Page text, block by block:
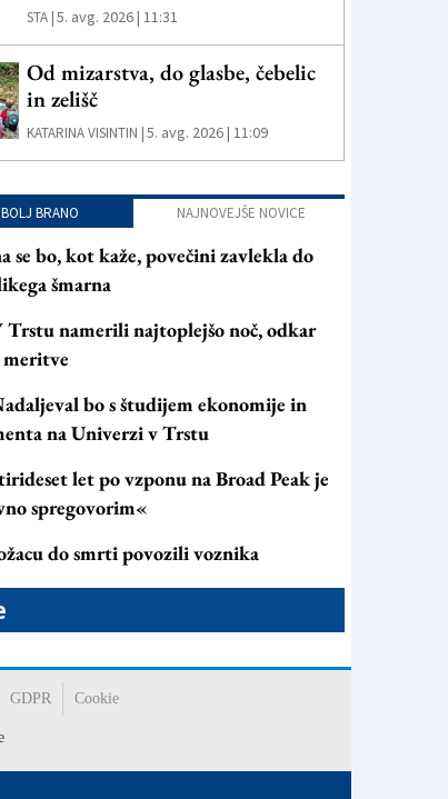
STA |5. avg. 2026 | 11:31
Od mizarstva, do glasbe, čebelic
in zelišč
KATARINA VISINTIN |5. avg. 2026 | 11:09
BRANO NAJNOVEJŠE NOVICE
se bo, kot kaže, povečini zavlekla do
šmarna
Trstu namerili najtoplejšo noč, odkar
meritve
bo s študijem ekonomije in
na Univerzi v Trstu
let po vzponu na Broad Peak je
spregovorim«
do smrti povozili voznika
GDPR Cookie